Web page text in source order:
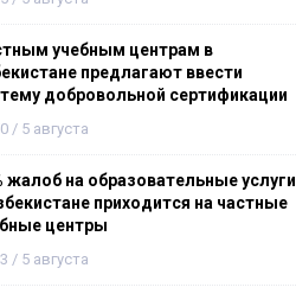
учебным центрам в
предлагают ввести
добровольной сертификации
/ 5 августа
жалоб на образовательные услуги
приходится на частные
центры
/ 5 августа